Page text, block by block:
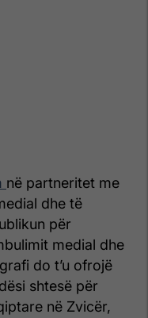
në partneritet me
dhe të
për
medial dhe
do t’u ofrojë
shtesë për
në Zvicër,